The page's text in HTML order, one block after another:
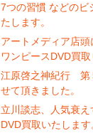
7つの習慣 などのビ
たします。
アートメディア店
ワンピースDVD買取
江原啓之神紀行 第
せて頂きました。
立川談志、人気衰
DVD買取いたします